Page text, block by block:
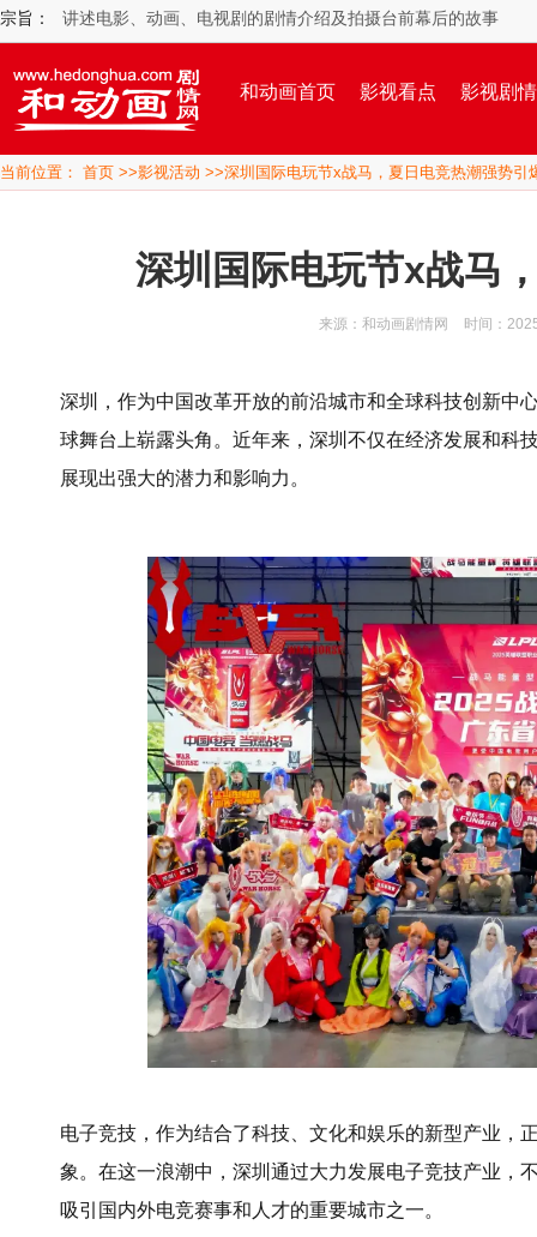
宗旨： 讲述电影、动画、电视剧的剧情介绍及拍摄台前幕后的故事
和动画首页 影视看点 影视剧情
当前位置： 首页 >>影视活动 >>深圳国际电玩节x战马，夏日电竞热潮强势引
深圳国际电玩节x战马
来源：和动画剧情网 时间：
深圳，作为中国改革开放的前沿城市和全球科技创新中
球舞台上崭露头角。近年来，深圳不仅在经济发展和科
展现出强大的潜力和影响力。
电子竞技，作为结合了科技、文化和娱乐的新型产业，
象。在这一浪潮中，深圳通过大力发展电子竞技产业，
吸引国内外电竞赛事和人才的重要城市之一。